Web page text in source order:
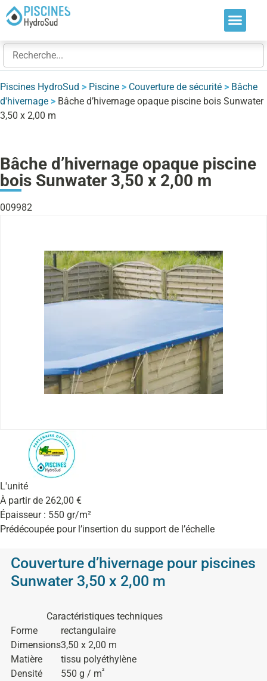
Piscines HydroSud > Piscine > Couverture de sécurité > Bâche
d'hivernage > Bâche d’hivernage opaque piscine bois Sunwater
3,50 x 2,00 m
Bâche d’hivernage opaque piscine
bois Sunwater 3,50 x 2,00 m
009982
L'unité
À partir de 262,00 €
Épaisseur : 550 gr/m²
Prédécoupée pour l’insertion du support de l’échelle
Couverture d’hivernage pour piscines
Sunwater 3,50 x 2,00 m
Caractéristiques techniques
Forme
rectangulaire
Dimensions3,50 x 2,00 m
Matière
tissu polyéthylène
Densité
550 g / m²